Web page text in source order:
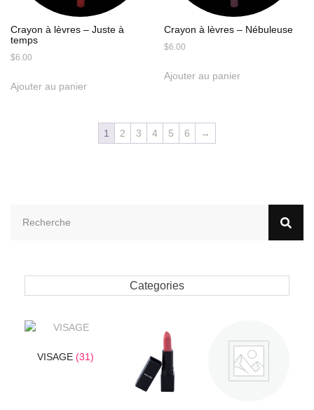
Crayon à lèvres – Juste à
temps
$6.00
Ajouter au panier
Crayon à lèvres – Nébuleuse
$6.00
Ajouter au panier
1 2 3 4 5 6 →
Categories
VISAGE (31)